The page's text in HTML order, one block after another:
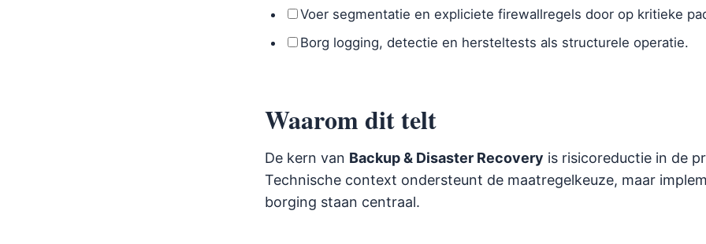
Voer segmentatie en expliciete firewallregels door op kritieke
Borg logging, detectie en hersteltests als structurele operatie.
Waarom dit telt
De kern van Backup & Disaster Recovery is risicoreductie in de
Technische context ondersteunt de maatregelkeuze, maar
borging staan centraal.